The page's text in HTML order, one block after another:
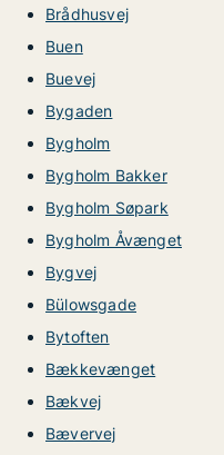
Brådhusvej
Buen
Buevej
Bygaden
Bygholm
Bygholm Bakker
Bygholm Søpark
Bygholm Åvænget
Bygvej
Bülowsgade
Bytoften
Bækkevænget
Bækvej
Bævervej